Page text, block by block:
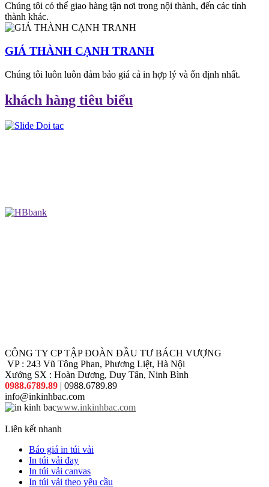
Chúng tôi có thể giao hàng tận nơi trong nội thành, đến các tỉnh
thành khác.
GIÁ THÀNH CẠNH TRANH
Chúng tôi luôn luôn đảm bảo giá cả in hợp lý và ổn định nhất.
khách hàng tiêu biểu
CÔNG TY CP TẬP ĐOÀN ĐẦU TƯ BÁCH VƯỢNG
VP : 243 Vũ Tông Phan, Phương Liệt, Hà Nội
Xưởng SX : Hoàn Dương, Duy Tân, Ninh Bình
0988.6789.89 | 0988.6789.89
info@inkinhbac.com
www.inkinhbac.com
Liên kết nhanh
Báo giá in túi vải
In túi vải đay
In túi vải canvas
In túi vải theo yêu cầu